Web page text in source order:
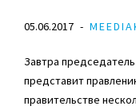
05.06.2017
Завтра
представит
правительстве